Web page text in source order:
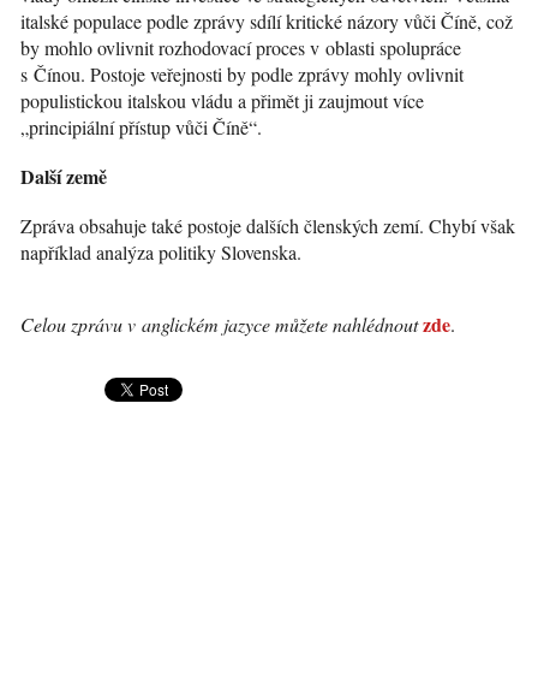
italské populace podle zprávy sdílí kritické názory vůči Číně, což
by mohlo ovlivnit rozhodovací proces v oblasti spolupráce
s Čínou. Postoje veřejnosti by podle zprávy mohly ovlivnit
populistickou italskou vládu a přimět ji zaujmout více
„principiální přístup vůči Číně“.
Další země
Zpráva obsahuje také postoje dalších členských zemí. Chybí však
například analýza politiky Slovenska.
Celou zprávu v anglickém jazyce můžete nahlédnoutzde.